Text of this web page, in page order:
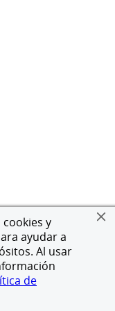
y
ayudar a
Al usar
de